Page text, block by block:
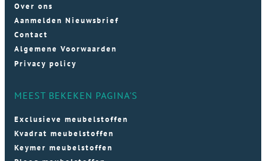
Over ons
Aanmelden Nieuwsbrief
Contact
Algemene Voorwaarden
Privacy policy
MEEST BEKEKEN PAGINA'S
Exclusieve meubelstoffen
Kvadrat meubelstoffen
Keymer meubelstoffen